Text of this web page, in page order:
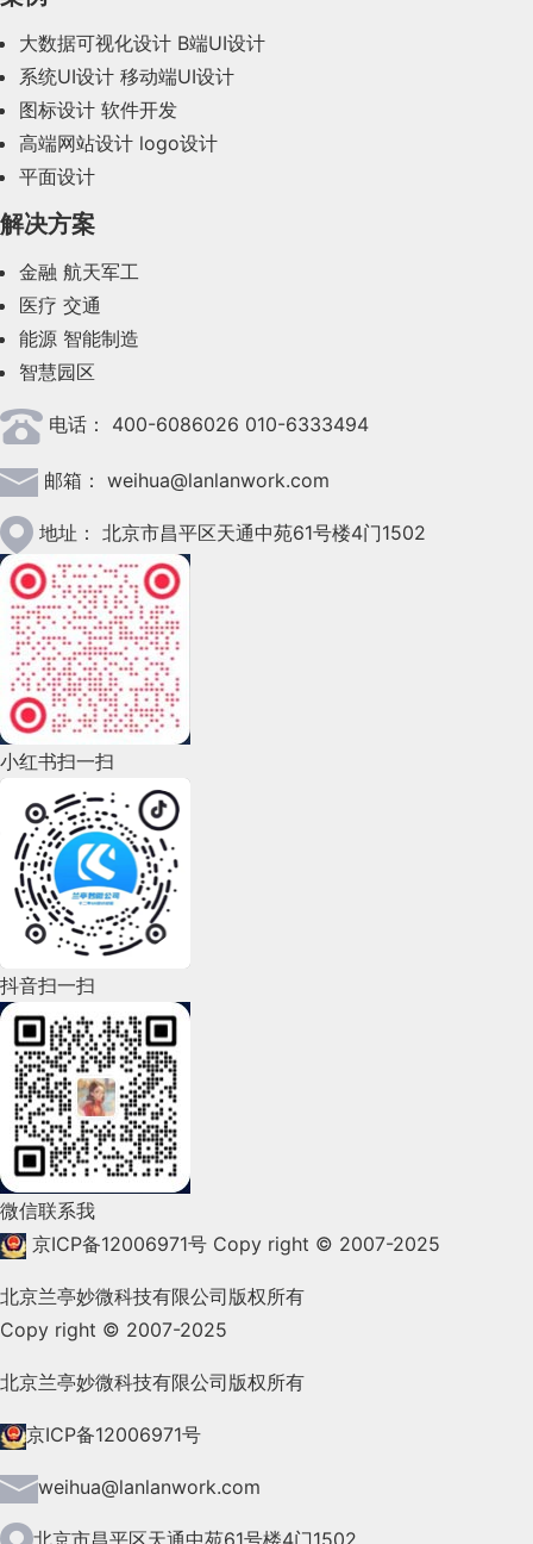
2023年10月(14)
2023年8月(88)
2023年7月(62)
2023年6月(58)
2023年5月(28)
2023年4月(47)
2023年3月(37)
2023年2月(90)
2023年1月(78)
2022年12月(45)
2022年11月(69)
2022年10月(51)
2022年9月(135)
2022年8月(60)
2022年7月(111)
2022年6月(162)
2022年5月(143)
2022年4月(86)
2022年3月(119)
2022年2月(53)
2022年1月(99)
2021年12月(105)
2021年9月(153)
2021年8月(147)
2021年7月(149)
2021年6月(157)
2021年5月(124)
大数据可视化设计 B端UI设计
系统UI设计 移动端UI设计
图标设计 软件开发
高端网站设计 logo设计
平面设计
解决方案
金融 航天军工
医疗 交通
能源 智能制造
智慧园区
电话： 400-6086026 010-6333494
邮箱： weihua@lanlanwork.com
地址： 北京市昌平区天通中苑61号楼4门1502
小红书扫一扫
抖音扫一扫
微信联系我
京ICP备12006971号 Copy right © 2007-2025
北京兰亭妙微科技有限公司版权所有
Copy right © 2007-2025
北京兰亭妙微科技有限公司版权所有
京ICP备12006971号
weihua@lanlanwork.com